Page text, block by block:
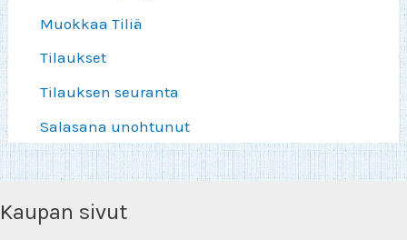
Muokkaa Tiliä
Tilaukset
Tilauksen seuranta
Salasana unohtunut
Kaupan sivut